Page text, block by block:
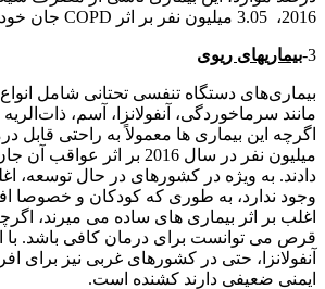
2016، 3.05 میلیون نفر بر اثر COPD جان خود را از دست دادند.
3- بیماریهای ریوی
بیماری‌های دستگاه تنفسی تحتانی شامل
مانند سرماخوردگی، آنفولانزا، آسم،
میلیون نفر در سال 2016 بر
دادند. به ویژه در کشورهای در حال توسعه،
وجود ندارد، به طوری که کودکان و خصوصا
اغلب بر اثر بیماری های ساده می میرند،
قرص می توانست برای درمان کافی باشد. با
آنفولانزا، حتی در کشورهای غربی نیز برای
ایمنی ضعیفی دارند کشنده است.